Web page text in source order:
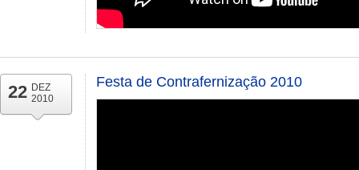
22 DEZ
2010
Festa de Contrafernização 2010